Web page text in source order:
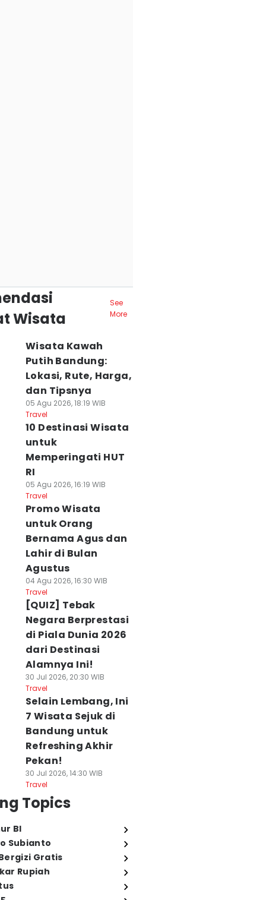
Wisata
See
More
Wisata Kawah
Putih Bandung:
Lokasi, Rute, Harga,
dan Tipsnya
05 Agu 2026, 18:19 WIB
Travel
10 Destinasi Wisata
untuk
Memperingati HUT
RI
05 Agu 2026, 16:19 WIB
Travel
Promo Wisata
untuk Orang
Bernama Agus dan
Lahir di Bulan
Agustus
04 Agu 2026, 16:30 WIB
Travel
[QUIZ] Tebak
Negara Berprestasi
di Piala Dunia 2026
dari Destinasi
Alamnya Ini!
30 Jul 2026, 20:30 WIB
Travel
Selain Lembang, Ini
7 Wisata Sejuk di
Bandung untuk
Refreshing Akhir
Pekan!
30 Jul 2026, 14:30 WIB
Travel
Topics
BI
Subianto
Gratis
Rupiah